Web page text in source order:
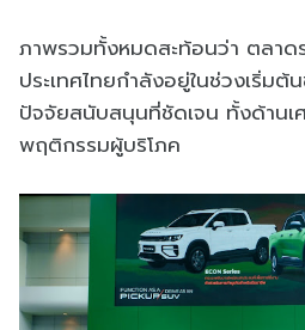
ภาพรวมทั้งหมดสะท้อนว่า ตลาด
ประเทศไทยกำลังอยู่ในช่วงเริ่มต้
ปัจจัยสนับสนุนที่ชัดเจน ทั้งด้านเ
พฤติกรรมผู้บริโภค